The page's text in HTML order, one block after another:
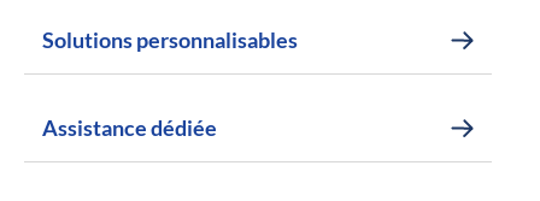
Solutions personnalisables
Assistance dédiée